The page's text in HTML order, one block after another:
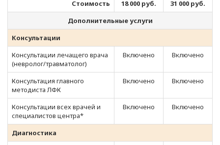
Стоимость 18 000 руб.
31 000 руб.
Дополнительные услуги
Консультации
Консультации лечащего врача
(невролог/травматолог)
Включено Включено
Консультация главного
методиста ЛФК
Включено Включено
Консультации всех врачей и
специалистов центра*
Включено Включено
Диагностика